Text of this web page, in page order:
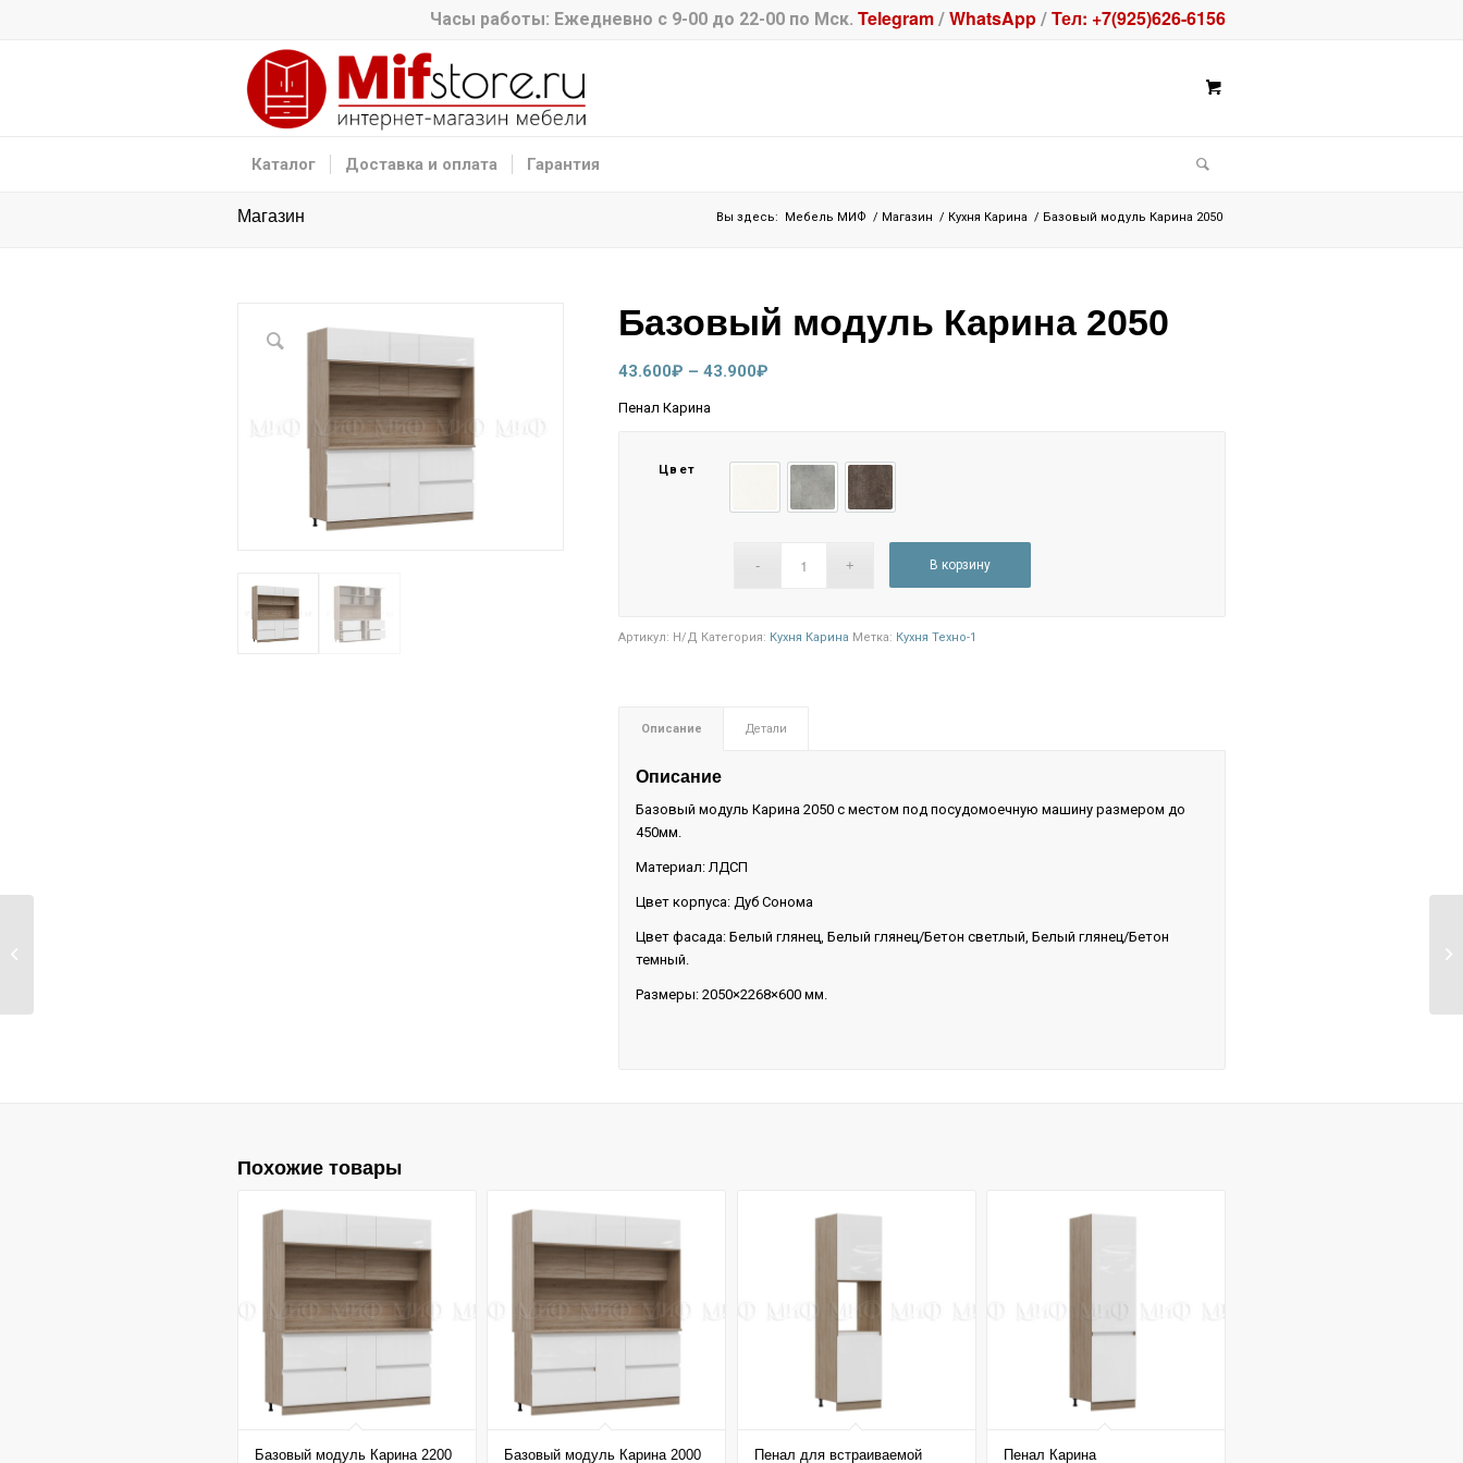
Часы работы: Ежедневно с 9-00 до 22-00 по Мск. Telegram / WhatsApp / Тел: +7(925)626-6156
Каталог Доставка и оплата Гарантия
Магазин Вы здесь: Мебель МИФ / Магазин / Кухня Карина / Базовый модуль Карина 2050
Базовый модуль Карина 2050
43.600₽ – 43.900₽Диапазон
43.900₽
Пенал Карина
Цвет
Белый глянецБелый глянец/Бетон светлый
Белый глянец/Бетон темный
В корзину
Артикул: Н/Д Категория: Кухня Карина Метка: Кухня Техно-1
Описание Детали
Описание
Базовый модуль Карина 2050 с местом под посудомоечную машину размером до
450мм.
Материал: ЛДСП
Цвет корпуса: Дуб Сонома
Цвет фасада: Белый глянец, Белый глянец/Бетон светлый, Белый глянец/Бетон
темный.
Размеры: 2050×2268×600 мм.
Похожие товары
Базовый модуль Карина 2200 Базовый модуль Карина 2000 Пенал для встраиваемой Пенал Карина